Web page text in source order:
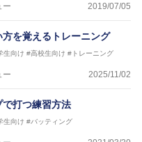
ー 2019/07/05
方を覚えるトレーニング
生向け #高校生向け #トレーニング
ー 2025/11/02
で打つ練習方法
生向け #バッティング